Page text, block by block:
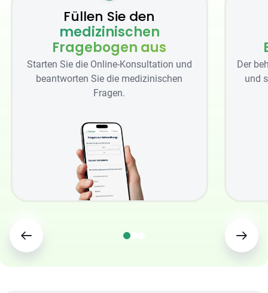
Füllen Sie den
medizinischen
Fragebogen aus
Starten Sie die Online-Konsultation und
beantworten Sie die medizinischen
Fragen.
Der
und